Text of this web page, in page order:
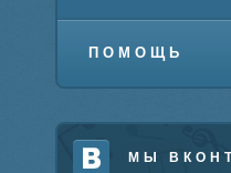
ПОМОЩЬ
МЫ